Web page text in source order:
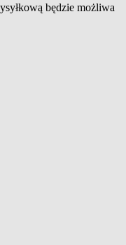
będzie możliwa